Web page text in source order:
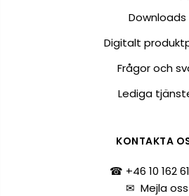
Downloads
Digitalt
Frågor och
Lediga
KONTAKTA
☎ +46 10 162
✉Mejla oss